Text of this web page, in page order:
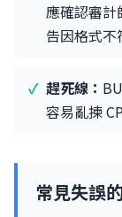
應確認審計
告因格式不
趕死線：
容易亂揀
常見失誤